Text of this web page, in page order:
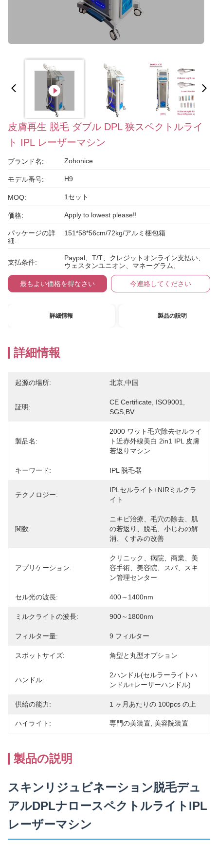
皮膚再生 脱毛 ダブル DPL 狭スペクトルライ
ト IPL レーザーマシン
ブランド名: Zohonice
モデル番号: H9
MOQ: 1セット
価格: Apply to lowest please!!
パッケージの詳
細:
151*58*56cm/72kg/アルミ梱包箱
支払条件:
Paypal、T/T、クレジットオンライン支払い、
ウェスタンユニオン、マネーグラム、
最もよい価格を得なさい 今連絡してください
詳細情報 製品の説明
詳細情報
起源の場所: 北京,中国
証明:
CE Certificate, ISO9001,
SGS,BV
製品名:
2000 ワット毛穴除去セルライ
ト近赤外線美白 2in1 IPL 皮膚
若返りマシン
キーワード: IPL 脱毛器
テクノロジー:
IPLセルライト+NIRミルクラ
イト
関数:
ニキビ治療、毛穴の除去、肌
の若返り、脱毛、小じわの解
消、くすみの改善
アプリケーション:
クリニック、病院、商業、美
容手術、美容院、スパ、スキ
ン管理センター
セル光の波長: 400～1400nm
ミルクライトの波長: 900～1800nm
フィルター量: 9 フィルター
スポットサイズ: 角型と丸型オプション
ハンドル:
2ハンドル(セルラーライトハ
ンドル+レーザーハンドル)
供給の能力: 1 ヶ月あたりの 100pcs の上
ハイライト: 専門の美装置 美容院装置
製品の説明
スキンリジュビネーション脱毛デュ
アルDPLナロースペクトルライトIPL
レーザーマシン